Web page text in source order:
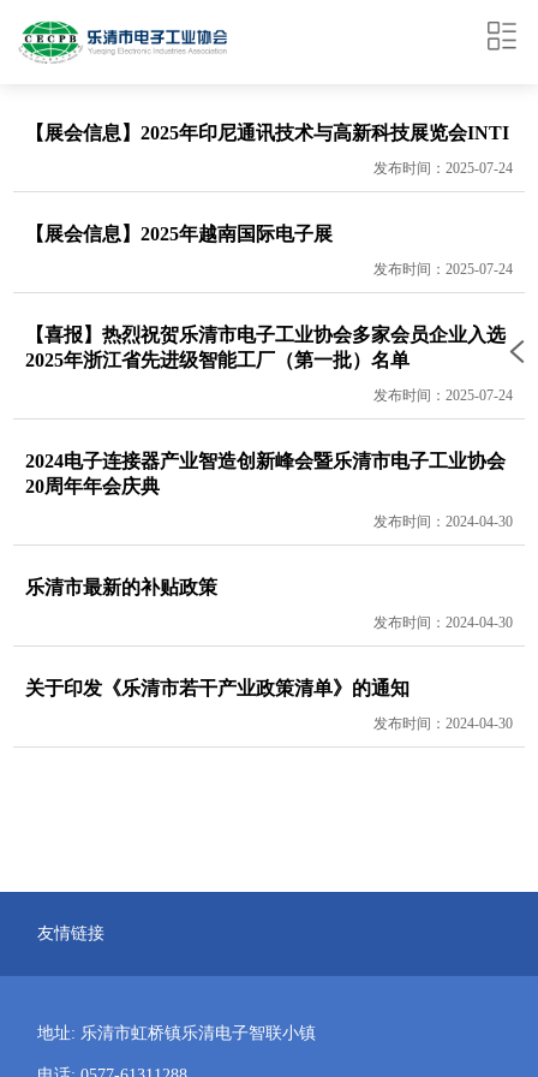
【展会信息】2025年印尼通讯技术与高新科技展览会INTI
发布时间：2025-07-24
【展会信息】2025年越南国际电子展
发布时间：2025-07-24
【喜报】热烈祝贺乐清市电子工业协会多家会员企业入选
2025年浙江省先进级智能工厂（第一批）名单
发布时间：2025-07-24
2024电子连接器产业智造创新峰会暨乐清市电子工业协会
20周年年会庆典
发布时间：2024-04-30
乐清市最新的补贴政策
发布时间：2024-04-30
关于印发《乐清市若干产业政策清单》的通知
发布时间：2024-04-30
友情链接
地址: 乐清市虹桥镇乐清电子智联小镇